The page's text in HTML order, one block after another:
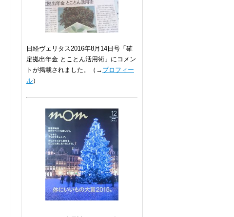
日経ヴェリタス2016年8月14日号「確
定拠出年金 とことん活用術」にコメン
トが掲載されました。（→ プロフィー
ル）